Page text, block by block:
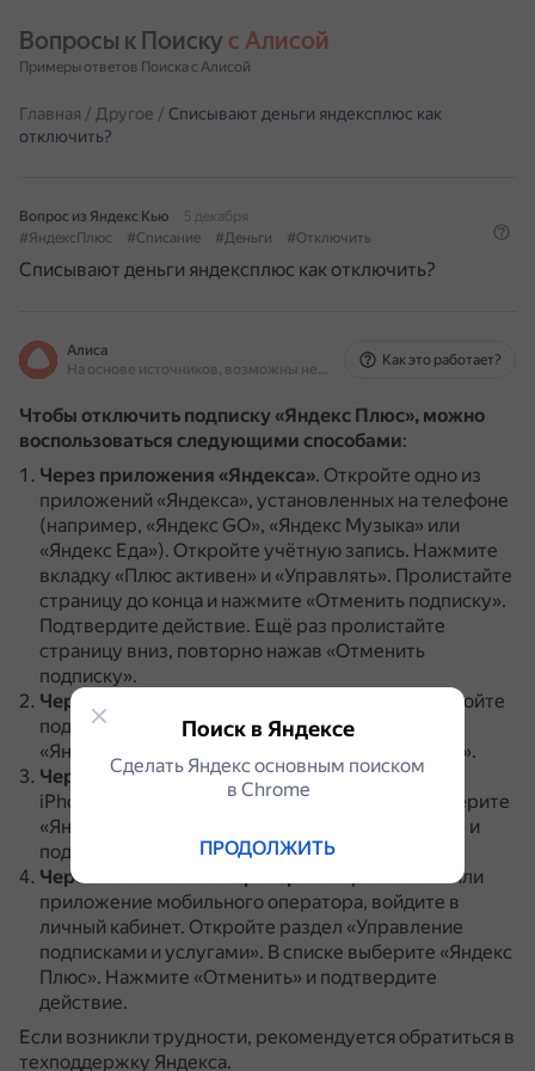
Вопросы к Поиску с Алисой
Примеры ответов Поиска с Алисой
Главная / Другое / Списывают деньги яндексплюс как
отключить?
Вопрос из Яндекс Кью
5 декабря
#ЯндексПлюс
#Списание #Деньги #Отключить
Списывают деньги яндексплюс как отключить?
Алиса
На основе источников, возможны неточности
Как это работает?
Чтобы отключить подписку «Яндекс Плюс», можно
воспользоваться следующими способами:
Через приложения «Яндекса». Откройте одно из
приложений «Яндекса», установленных на телефоне
(например, «Яндекс GO», «Яндекс Музыка» или
«Яндекс Еда»). Откройте учётную запись. Нажмите
вкладку «Плюс активен» и «Управлять». Пролистайте
страницу до конца и нажмите «Отменить подписку».
Подтвердите действие. Ещё раз пролистайте
страницу вниз, повторно нажав «Отменить
подписку».
Через Google Play
На устройстве Android откройте
подписки в Google Play. Выберите подписку на
«Яндекс Плюс» и нажмите «Отменить подписку».
Через App Store.Перейдите в «Настройки» на
iPhone, откройте Apple ID.Среди подписок выберите
«Яндекс Плюс».
Нажмите «Отменить подписку» и
подтвердите действие.
Через мобильного оператора
Откройте сайт или
приложение мобильного оператора, войдите в
личный кабинет. Откройте раздел «Управление
подписками и услугами». В списке выберите «Яндекс
Плюс». Нажмите «Отменить» и подтвердите
действие.
Если возникли трудности, рекомендуется обратиться в
техподдержку Яндекса.
Поиск в Яндексе
Сделать Яндекс основным поиском
в Сhrome
ПРОДОЛЖИТЬ